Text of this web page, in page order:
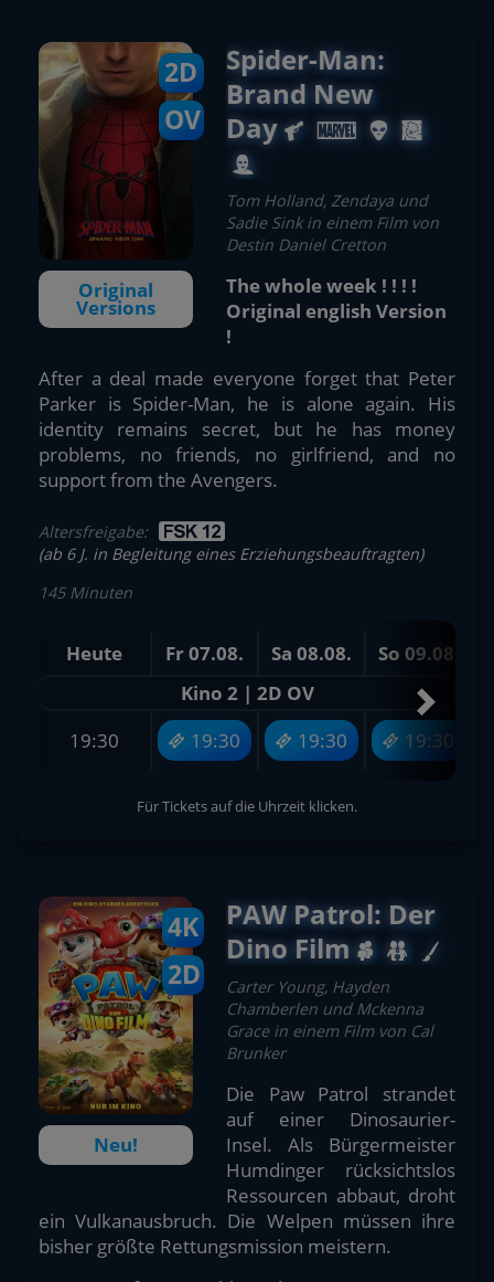
2D
OV
Original
Versions
Spider-Man:
Brand New
Day
Tom Holland, Zendaya und
Sadie Sink in einem Film von
Destin Daniel Cretton
The whole week ! ! ! !
Original english Version
!
After a deal made everyone forget that Peter
Parker is Spider-Man, he is alone again. His
identity remains secret, but he has money
problems, no friends, no girlfriend, and no
support from the Avengers.
Altersfreigabe:
(ab 6 J. in Begleitung eines Erziehungsbeauftragten)
145 Minuten
Heute Fr 07.08. Sa 08.08. So 09.08.
19:30 19:30 19:30 19:30
Kino 2 | 2D OV
Für Tickets auf die Uhrzeit klicken.
4K
2D
Neu!
PAW Patrol: Der
Dino Film
Carter Young, Hayden
Chamberlen und Mckenna
Grace in einem Film von Cal
Brunker
Die Paw Patrol strandet
auf einer Dinosaurier-
Insel. Als Bürgermeister
Humdinger rücksichtslos
Ressourcen abbaut, droht
ein Vulkanausbruch. Die Welpen müssen ihre
bisher größte Rettungsmission meistern.